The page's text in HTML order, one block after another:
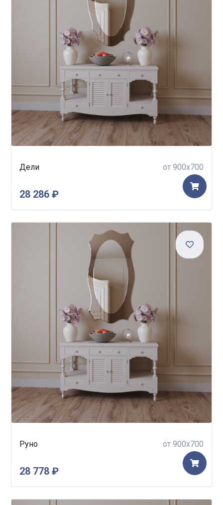
Дели от 900x700
28 286 ₽
Руно от 900x700
28 778 ₽